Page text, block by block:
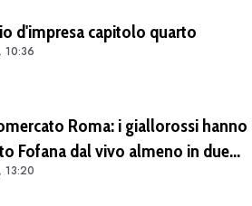
d'impresa capitolo quarto
10:36
Roma: i giallorossi hanno
Fofana dal vivo almeno in due
Costa 40/45 milioni
13:20